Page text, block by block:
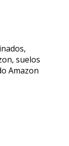
suelos
Amazon